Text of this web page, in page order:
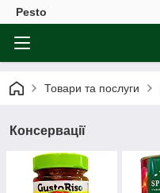
Pesto
Товари та послуги
Консервації